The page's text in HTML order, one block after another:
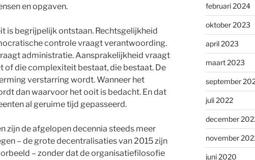
en opgaven.
is begrijpelijk ontstaan. Rechtsgelijkheid
controle vraagt verantwoording.
administratie. Aansprakelijkheid vraagt
of die complexiteit bestaat, die bestaat. De
verstarring wordt. Wanneer het
dan waarvoor het ooit is bedacht. En dat
al geruime tijd gepasseerd.
zijn de afgelopen decennia steeds meer
– de grote decentralisaties van 2015 zijn
– zonder dat de organisatiefilosofie
februari 2024
oktober 2023
april 2023
maart 2023
september
juli 2022
december
november
juni 2020